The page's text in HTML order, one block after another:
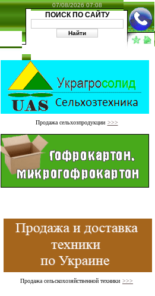
07/08/2026 07:08
ПОИСК ПО САЙТУ
Продажа сельхозпродукции >>>
Продажа сельскохозяйственной техники >>>